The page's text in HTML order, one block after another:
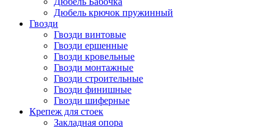
Дюбель крючок пружинный
Гвозди
Гвозди винтовые
Гвозди ершенные
Гвозди кровельные
Гвозди монтажные
Гвозди строительные
Гвозди финишные
Гвозди шиферные
Крепеж для стоек
Закладная опора